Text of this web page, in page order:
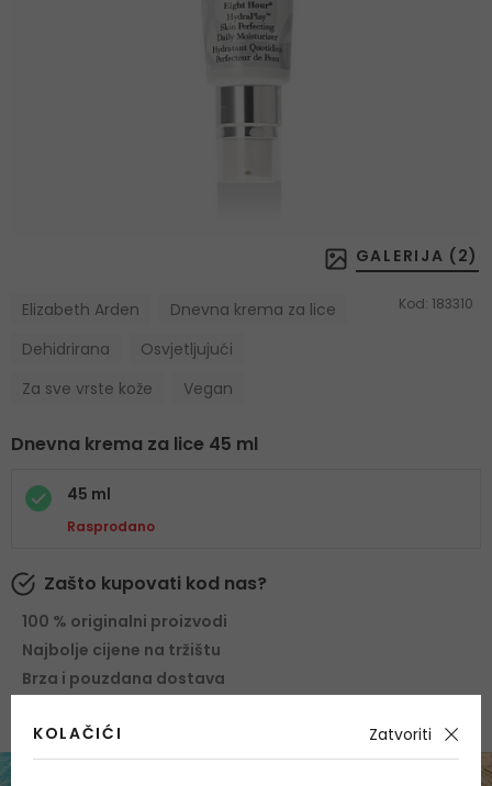
GALERIJA ( 2)
Elizabeth Arden
Dnevna krema za lice
Dehidrirana
Osvjetljujući
Za sve vrste kože
Vegan
Kod: 183310
Dnevna krema za lice 45 ml
45 ml
Rasprodano
Zašto kupovati kod nas?
100 % originalni proizvodi
Najbolje cijene na tržištu
Brza i pouzdana dostava
KOLAČIĆI Zatvoriti